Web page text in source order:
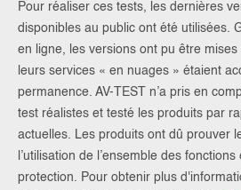
Pour réaliser ces tests, les dernières
disponibles au public ont été utilisées.
en ligne, les versions ont pu être
leurs services « en nuages » étaient
permanence. AV-TEST n’a pris en
test réalistes et testé les produits par
actuelles. Les produits ont dû prouver
l’utilisation de l’ensemble des
protection. Pour obtenir plus